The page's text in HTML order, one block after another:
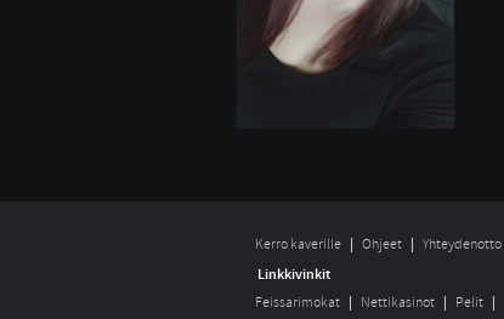
Kerro kaverille Ohjeet Yhteydenotto
Linkkivinkit
Feissarimokat Nettikasinot Pelit